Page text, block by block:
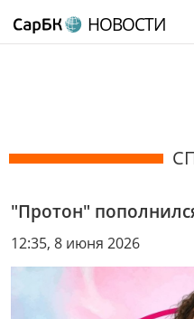
НОВОСТИ
"Протон"
12:35, 8 июня 2026